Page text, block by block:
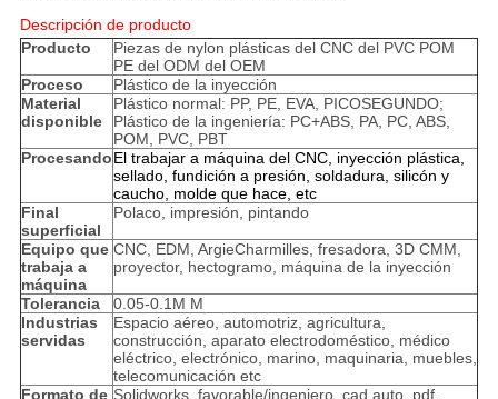
Descripción de producto
Producto
Piezas de nylon plásticas del CNC del PVC POM
PE del ODM del OEM
Proceso
Plástico de la inyección
Material
disponible
Plástico normal: PP, PE, EVA, PICOSEGUNDO;
Plástico de la ingeniería: PC+ABS, PA, PC, ABS,
POM, PVC, PBT
ProcesandoEl trabajar a máquina del CNC, inyección plástica,
sellado, fundición a presión, soldadura, silicón y
caucho, molde que hace, etc
Final
superficial
Polaco, impresión, pintando
Equipo que
trabaja a
máquina
CNC, EDM, ArgieCharmilles, fresadora, 3D CMM,
proyector, hectogramo, máquina de la inyección
Tolerancia
0.05-0.1M M
Industrias
servidas
Espacio aéreo, automotriz, agricultura,
construcción, aparato electrodoméstico, médico
eléctrico, electrónico, marino, maquinaria, muebles,
telecomunicación etc
Formato de Solidworks, favorable/ingeniero, cad auto, pdf,